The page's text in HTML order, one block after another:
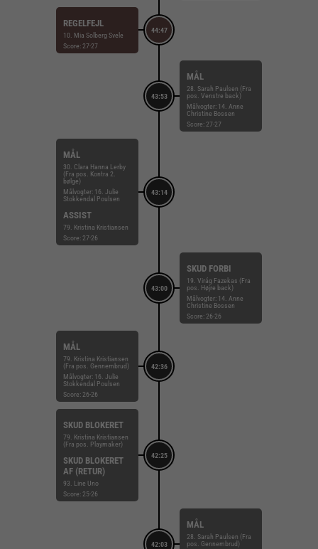
44:47
REGELFEJL
10. Mia Solberg Svele
Score: 27-27
43:53
MÅL
28. Sarah Paulsen (Fra
pos. Venstre back)
Målvogter: 14. Anne
Christine Bossen
Score: 27-27
43:14
MÅL
30. Clara Hanna Lerby
(Fra pos. Kontra 2.
bølge)
Målvogter: 16. Julie
Stokkendal Poulsen
ASSIST
79. Kristina Kristiansen
Score: 27-26
43:00
SKUD FORBI
19. Virág Fazekas (Fra
pos. Højre back)
Målvogter: 14. Anne
Christine Bossen
Score: 26-26
42:36
MÅL
79. Kristina Kristiansen
(Fra pos. Gennembrud)
Målvogter: 16. Julie
Stokkendal Poulsen
Score: 26-26
42:25
SKUD BLOKERET
79. Kristina Kristiansen
(Fra pos. Playmaker)
SKUD BLOKERET
AF (RETUR)
93. Line Uno
Score: 25-26
42:03
MÅL
28. Sarah Paulsen (Fra
pos. Gennembrud)